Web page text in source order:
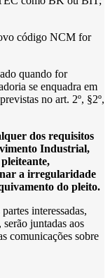
código NCM for
quando for
se enquadra em
no art. 2º, §2º,
dos requisitos
Industrial,
a irregularidade
do pleito.
interessadas,
juntadas aos
comunicações sobre